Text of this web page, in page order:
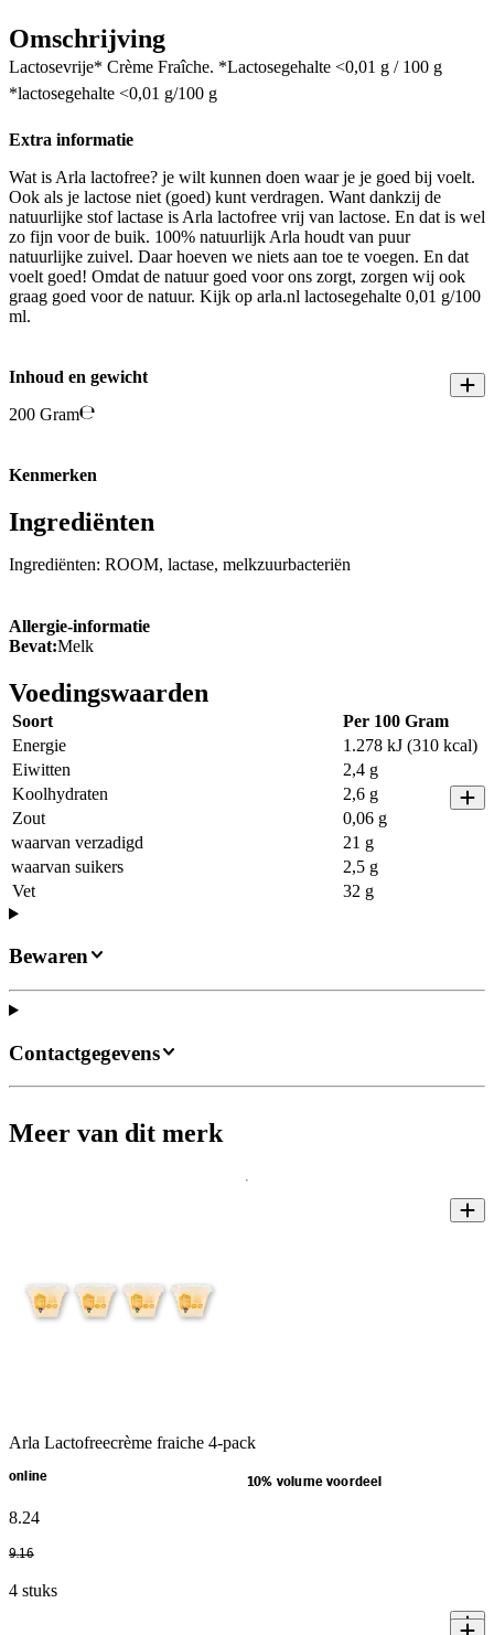
Omschrijving
Lactosevrije* Crème Fraîche. *Lactosegehalte <0,01 g / 100 g
*lactosegehalte <0,01 g/100 g
Extra informatie
Wat is Arla lactofree? je wilt kunnen doen waar je je goed bij voelt.
Ook als je lactose niet (goed) kunt verdragen. Want dankzij de
natuurlijke stof lactase is Arla lactofree vrij van lactose. En dat is wel
zo fijn voor de buik. 100% natuurlijk Arla houdt van puur
natuurlijke zuivel. Daar hoeven we niets aan toe te voegen. En dat
voelt goed! Omdat de natuur goed voor ons zorgt, zorgen wij ook
graag goed voor de natuur. Kijk op arla.nl lactosegehalte 0,01 g/100
ml.
Inhoud en gewicht
200 Gram
Kenmerken
Ingrediënten
Ingrediënten: ROOM, lactase, melkzuurbacteriën
Allergie-informatie
Bevat:Melk
Voedingswaarden
Soort
Per 100 Gram
Energie
1.278 kJ (310 kcal)
Eiwitten
2,4 g
Koolhydraten
2,6 g
Zout
0,06 g
waarvan verzadigd
21 g
waarvan suikers
2,5 g
Vet
32 g
Bewaren
Contactgegevens
Meer van dit merk
Arla Lactofreecrème fraiche 4-pack
online 10% volume voordeel
8.24
9.16
4 stuks